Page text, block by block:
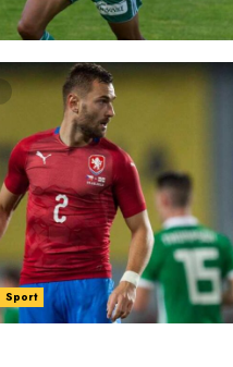
Sport